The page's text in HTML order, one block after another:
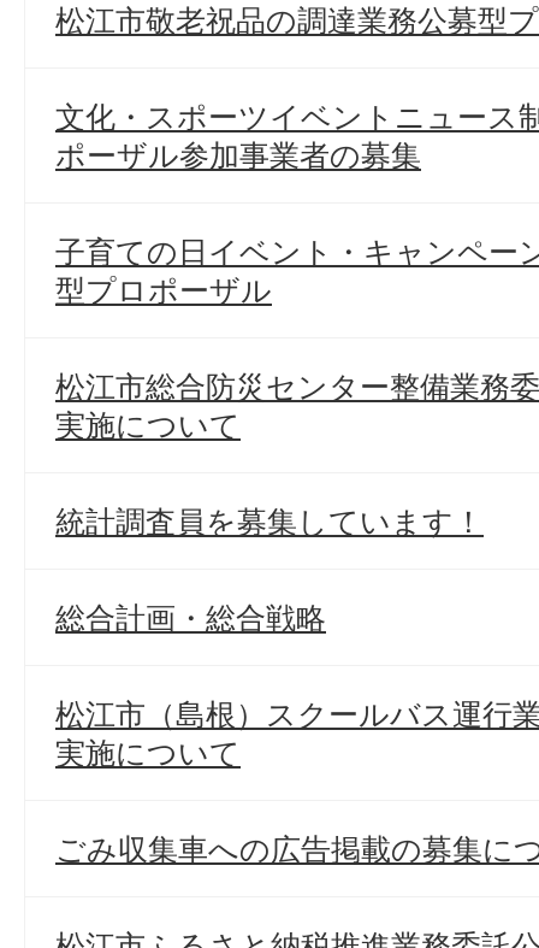
松江市敬老祝品の調達業務公募型
文化・スポーツイベントニュース
ポーザル参加事業者の募集
子育ての日イベント・キャンペー
型プロポーザル
松江市総合防災センター整備業務
実施について
統計調査員を募集しています！
総合計画・総合戦略
松江市（島根）スクールバス運行
実施について
ごみ収集車への広告掲載の募集に